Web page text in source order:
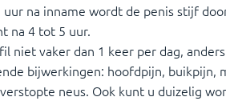
na inname wordt de penis stijf
na 4 tot 5 uur.
niet vaker dan 1 keer per dag,
bijwerkingen: hoofdpijn, buikpijn,
neus. Ook kunt u duizelig